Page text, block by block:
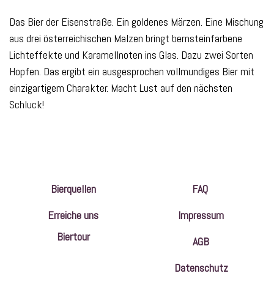
Das Bier der Eisenstraße. Ein goldenes Märzen. Eine Mischung
aus drei österreichischen Malzen bringt bernsteinfarbene
Lichteffekte und Karamellnoten ins Glas. Dazu zwei Sorten
Hopfen. Das ergibt ein ausgesprochen vollmundiges Bier mit
einzigartigem Charakter. Macht Lust auf den nächsten
Schluck!
Bierquellen
Erreiche uns
Biertour
FAQ
Impressum
AGB
Datenschutz